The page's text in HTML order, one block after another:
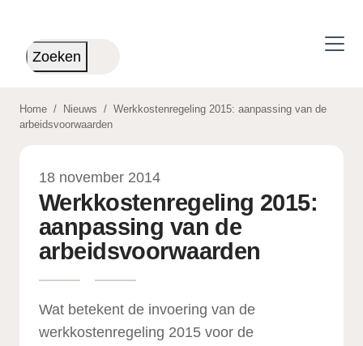
Zoeken
Home / Nieuws / Werkkostenregeling 2015: aanpassing van de
arbeidsvoorwaarden
18 november 2014
Werkkostenregeling 2015:
aanpassing van de
arbeidsvoorwaarden
Wat betekent de invoering van de
werkkostenregeling 2015 voor de